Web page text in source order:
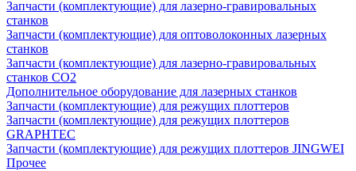
Запчасти (комплектующие) для лазерно-гравировальных
станков
Запчасти (комплектующие) для оптоволоконных лазерных
станков
Запчасти (комплектующие) для лазерно-гравировальных
станков CO2
Дополнительное оборудование для лазерных станков
Запчасти (комплектующие) для режущих плоттеров
Запчасти (комплектующие) для режущих плоттеров
GRAPHTEC
Запчасти (комплектующие) для режущих плоттеров JINGWEI
Прочее